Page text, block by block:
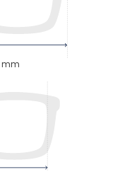
mm